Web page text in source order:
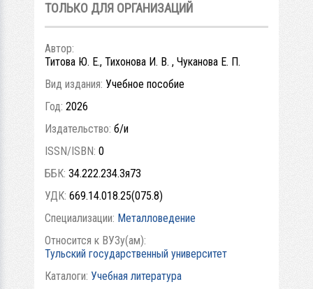
ТОЛЬКО ДЛЯ ОРГАНИЗАЦИЙ
Автор:
Титова Ю. Е., Тихонова И. В. , Чуканова Е. П.
Вид издания: Учебное пособие
Год: 2026
Издательство: б/и
ISSN/ISBN: 0
ББК: 34.222.234.3я73
УДК: 669.14.018.25(075.8)
Специализации: Металловедение
Относится к ВУЗу(ам):
Тульский государственный университет
Каталоги: Учебная литература